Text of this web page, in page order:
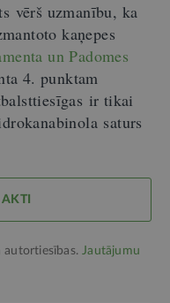
vērš uzmanību, ka
kaņepes
un Padomes
4. punktam
ir tikai
saturs
autortiesības.Jautājumu